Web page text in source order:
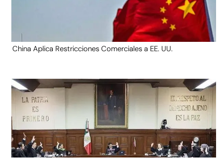
China Aplica Restricciones Comerciales a EE. UU.